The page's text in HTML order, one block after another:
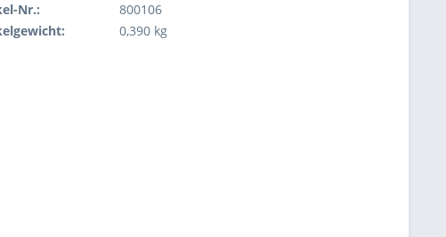
Nr.:
800106
0,390 kg